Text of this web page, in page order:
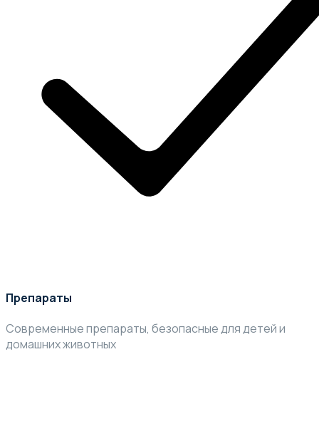
Препараты
Современные препараты, безопасные для детей и
домашних животных